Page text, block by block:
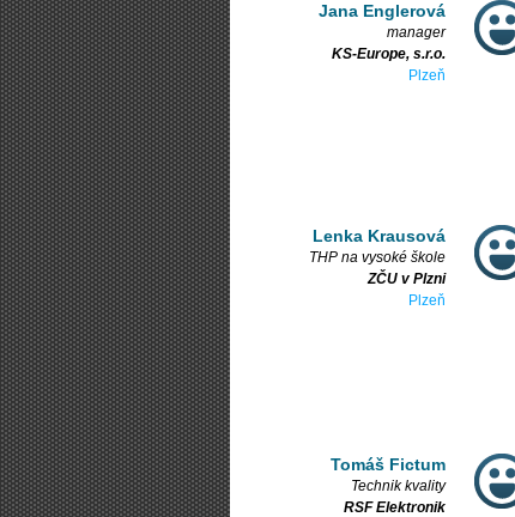
Jana Englerová
manager
KS-Europe, s.r.o.
Plzeň
Lenka Krausová
THP na vysoké škole
ZČU v Plzni
Plzeň
Tomáš Fictum
Technik kvality
RSF Elektronik